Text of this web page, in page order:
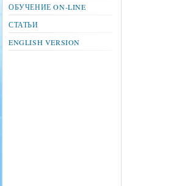
ОБУЧЕНИЕ ON-LINE
СТАТЬИ
ENGLISH VERSION